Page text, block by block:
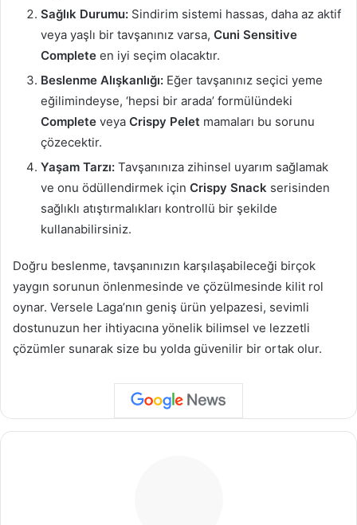
Sağlık Durumu: Sindirim sistemi hassas, daha az aktif
veya yaşlı bir tavşanınız varsa, Cuni Sensitive
Complete en iyi seçim olacaktır.
Beslenme Alışkanlığı: Eğer tavşanınız seçici yeme
eğilimindeyse, ‘hepsi bir arada’ formülündeki
Complete veya Crispy Pelet mamaları bu sorunu
çözecektir.
Yaşam Tarzı: Tavşanınıza zihinsel uyarım sağlamak
ve onu ödüllendirmek için Crispy Snack serisinden
sağlıklı atıştırmalıkları kontrollü bir şekilde
kullanabilirsiniz.
Doğru beslenme, tavşanınızın karşılaşabileceği birçok
yaygın sorunun önlenmesinde ve çözülmesinde kilit rol
oynar. Versele Laga’nın geniş ürün yelpazesi, sevimli
dostunuzun her ihtiyacına yönelik bilimsel ve lezzetli
çözümler sunarak size bu yolda güvenilir bir ortak olur.